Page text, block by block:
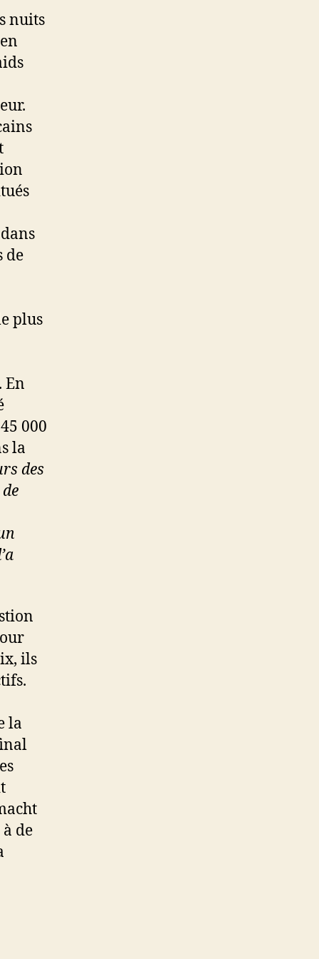
nuits
de
plus
En
000
la
des
ils
la
de